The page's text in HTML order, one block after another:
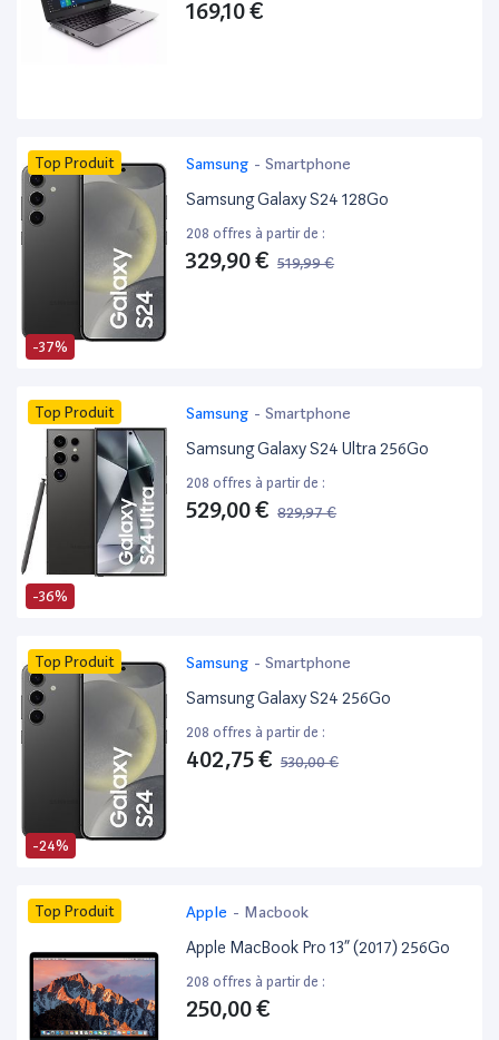
169,10 €
-37%
Top Produit Samsung - Smartphone
Samsung Galaxy S24 128Go
208 offres à partir de :
329,90 € 519,99 €
-36%
Top Produit Samsung - Smartphone
Samsung Galaxy S24 Ultra 256Go
208 offres à partir de :
529,00 € 829,97 €
-24%
Top Produit Samsung - Smartphone
Samsung Galaxy S24 256Go
208 offres à partir de :
402,75 € 530,00 €
Top Produit Apple - Macbook
Apple MacBook Pro 13” (2017) 256Go
208 offres à partir de :
250,00 €